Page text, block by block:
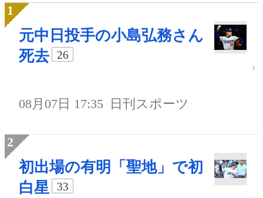
元中日投手の小島弘務さん
死去
26
08月07日 17:35 日刊スポーツ
初出場の有明「聖地」で初
白星
33